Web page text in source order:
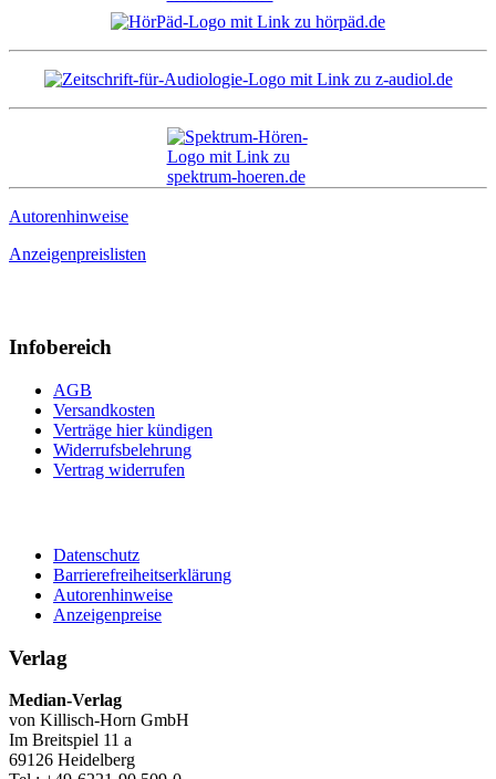
Autorenhinweise
Anzeigenpreislisten
Infobereich
AGB
Versandkosten
Verträge hier kündigen
Widerrufsbelehrung
Vertrag widerrufen
Datenschutz
Barrierefreiheitserklärung
Autorenhinweise
Anzeigenpreise
Verlag
Median-Verlag
von Killisch-Horn GmbH
Im Breitspiel 11 a
69126 Heidelberg